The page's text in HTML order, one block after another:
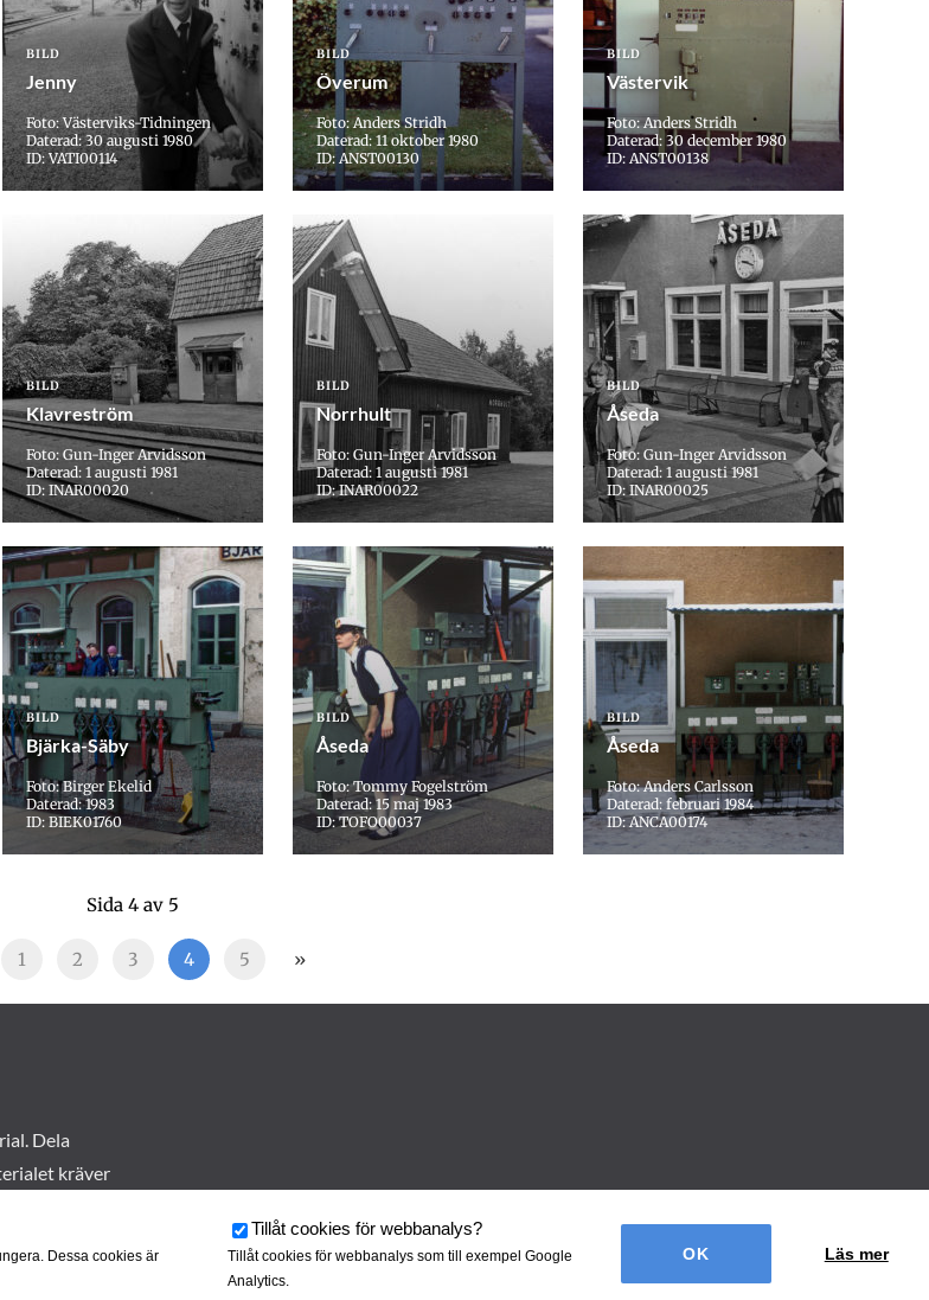
BILD
Jenny
Foto: Västerviks-Tidningen
Daterad: 30 augusti 1980
ID: VATI00114
BILD
Överum
Foto: Anders Stridh
Daterad: 11 oktober 1980
ID: ANST00130
BILD
Västervik
Foto: Anders Stridh
Daterad: 30 december 1980
ID: ANST00138
BILD
Klavreström
Foto: Gun-Inger Arvidsson
Daterad: 1 augusti 1981
ID: INAR00020
BILD
Norrhult
Foto: Gun-Inger Arvidsson
Daterad: 1 augusti 1981
ID: INAR00022
BILD
Åseda
Foto: Gun-Inger Arvidsson
Daterad: 1 augusti 1981
ID: INAR00025
BILD
Bjärka-Säby
Foto: Birger Ekelid
Daterad: 1983
ID: BIEK01760
BILD
Åseda
Foto: Tommy Fogelström
Daterad: 15 maj 1983
ID: TOFO00037
BILD
Åseda
Foto: Anders Carlsson
Daterad: februari 1984
ID: ANCA00174
Sida 4 av 5
1 2 3 4 5 »
Dela
kräver
Dessa cookies är
Tillåt cookies för webbanalys?
Tillåt cookies för webbanalys som till exempel Google
Analytics.
Läs mer